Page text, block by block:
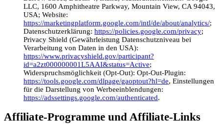
LLC, 1600 Amphitheatre Parkway, Mountain View, CA 94043,
USA; Website:
https://marketingplatform.google.com/intl/de/about/analytics/;
Datenschutzerklärung: https://policies.google.com/privacy;
Privacy Shield (Gewährleistung Datenschutzniveau bei
Verarbeitung von Daten in den USA):
https://www.privacyshield.gov/participant?
id=a2zt000000001L5AAI&status=Active;
Widerspruchsmöglichkeit (Opt-Out): Opt-Out-Plugin:
https://tools.google.com/dlpage/gaoptout?hl=de, Einstellungen
für die Darstellung von Werbeeinblendungen:
https://adssettings.google.com/authenticated.
Affiliate-Programme und Affiliate-Links